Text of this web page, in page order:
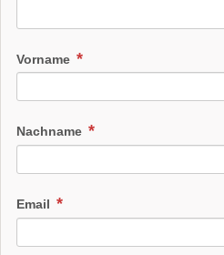
Vorname
Nachname
Email